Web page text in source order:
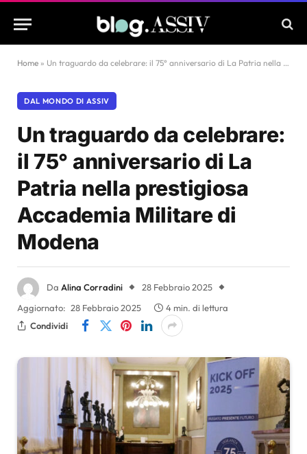
Home » Un traguardo da celebrare: il 75° anniversario di La Patria nella prestigiosa Accademia Militare di Modena
DAL MONDO DI ASSIV
Un traguardo da celebrare:
il 75° anniversario di La
Patria nella prestigiosa
Accademia Militare di
Modena
Da Alina Corradini
28 Febbraio 2025
Aggiornato: 28 Febbraio 2025
4 min. di lettura
Condividi